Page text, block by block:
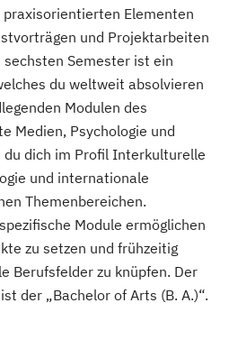
Elementen
und Projektarbeiten
Semester ist ein
du weltweit absolvieren
Modulen des
Medien, Psychologie und
dich im Profil Interkulturelle
und internationale
Themenbereichen.
Module ermöglichen
zu setzen und frühzeitig
Berufsfelder zu knüpfen. Der
der „Bachelor of Arts (B. A.)“.